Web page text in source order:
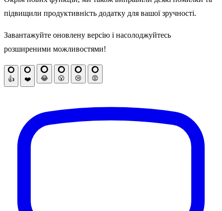
підвищили продуктивність додатку для вашої зручності.
Завантажуйте оновлену версію і насолоджуйтесь
розширеними можливостями!
👍 ❤️ 😂 😮 😢 😡